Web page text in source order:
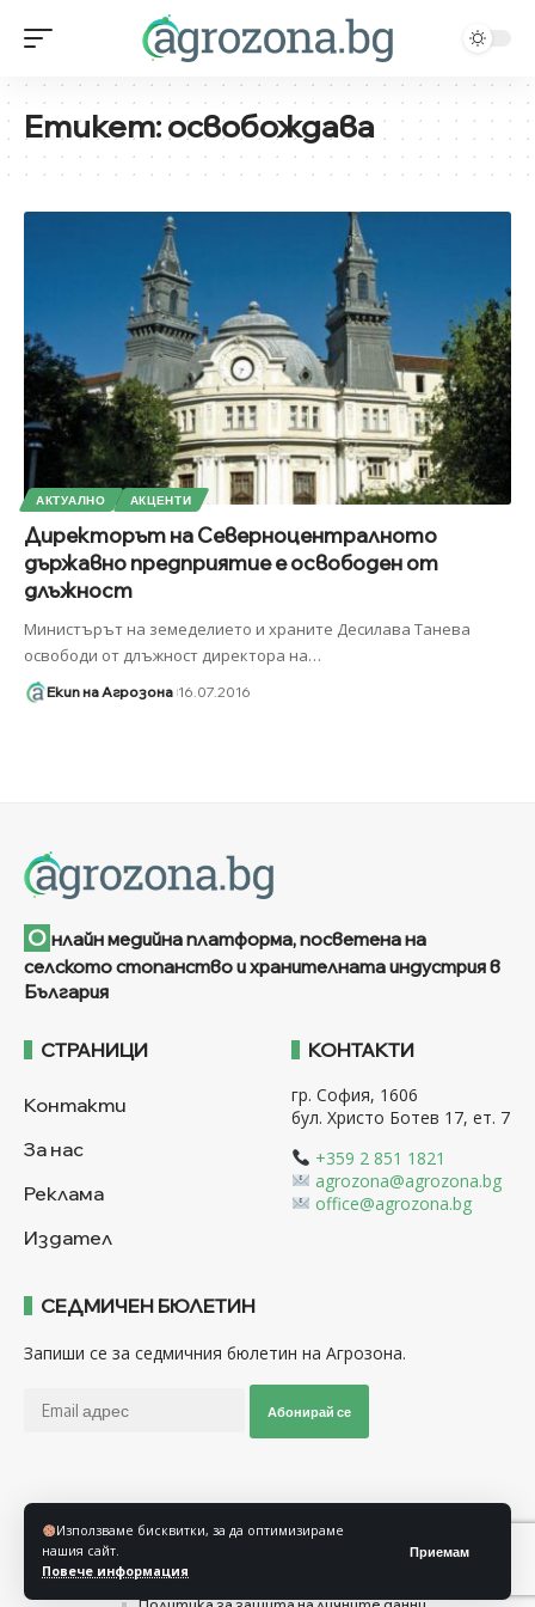
Използваме бисквитки, за да оптимизираме
нашия сайт.
Повече информация
Приемам
Етикет:освобождава
АКТУАЛНО АКЦЕНТИ
Директорът на Северноцентралното
държавно предприятие е освободен от
длъжност
Министърът на земеделието и храните Десилава Танева
освободи от длъжност директора на…
Екип на Агрозона 16.07.2016
О нлайн медийна платформа, посветена на
селското стопанство и хранителната индустрия в
България
СТРАНИЦИ
Контакти
За нас
Реклама
Издател
КОНТАКТИ
гр. София, 1606
бул. Христо Ботев 17, ет. 7
+359 2 851 1821
agrozona@agrozona.bg
office@agrozona.bg
СЕДМИЧЕН БЮЛЕТИН
Запиши се за седмичния бюлетин на Агрозона.
Абонирай се
Общи условия
Политика за използване на “Бисквитки”